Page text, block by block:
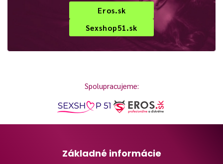
Eros.sk
Sexshop51.sk
Spolupracujeme:
Základné informácie